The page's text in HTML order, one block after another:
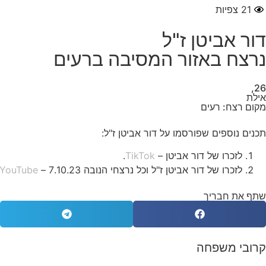
21 צפיות
דור אביטן ז"ל
נרצח באזור המסיבה ברעים
26,
אילת
מקום רצח: רעים
תכנים נוספים שפורסמו על דור אביטן ז"ל:
לזכרו של דור אביטן – TikTok
.
לזכרו של דור אביטן ז"ל וכל נרצחי הנובה 7.10.23 –
YouTube
שתף את חבריך
קרובי משפחה